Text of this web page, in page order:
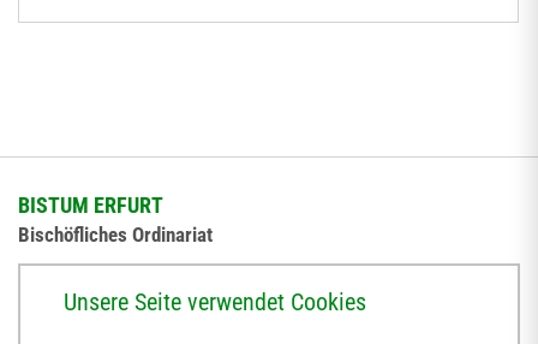
BISTUM ERFURT
Bischöfliches Ordinariat
Unsere Seite verwendet Cookies